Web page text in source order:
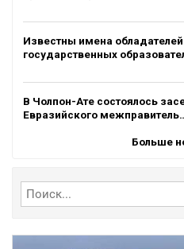
Известны имена обладателей
государственных
В Чолпон-Ате состоялось
Евразийского
Больше